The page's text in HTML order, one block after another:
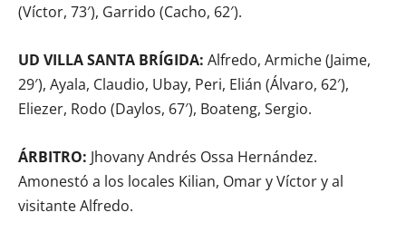
(Víctor, 73′), Garrido (Cacho, 62′).
UD VILLA SANTA BRÍGIDA: Alfredo, Armiche (Jaime,
29′), Ayala, Claudio, Ubay, Peri, Elián (Álvaro, 62′),
Eliezer, Rodo (Daylos, 67′), Boateng, Sergio.
ÁRBITRO: Jhovany Andrés Ossa Hernández.
Amonestó a los locales Kilian, Omar y Víctor y al
visitante Alfredo.